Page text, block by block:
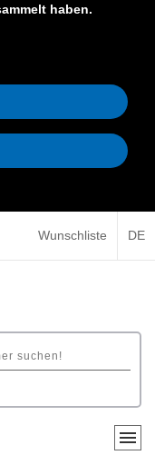
haben.
Wunschliste DE